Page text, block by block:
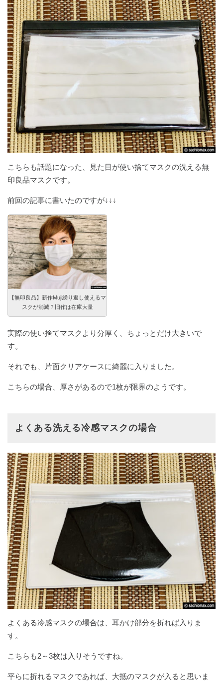
こちらも話題になった、見た目が使い捨てマスクの洗える無
印良品マスクです。
前回の記事に書いたのですが↓↓↓
【無印良品】新作Muji繰り返し使えるマ
スクが消滅？旧作は在庫大量
実際の使い捨てマスクより分厚く、ちょっとだけ大きいで
す。
それでも、片面クリアケースに綺麗に入りました。
こちらの場合、厚さがあるので1枚が限界のようです。
よくある洗える冷感マスクの場合
よくある冷感マスクの場合は、耳かけ部分を折れば入りま
す。
こちらも2～3枚は入りそうですね。
平らに折れるマスクであれば、大抵のマスクが入ると思いま